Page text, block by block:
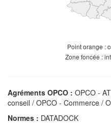
Point orange :
Zone foncée :
Agréments OPCO : OPCO -
conseil / OPCO - Commerce /
Normes : DATADOCK